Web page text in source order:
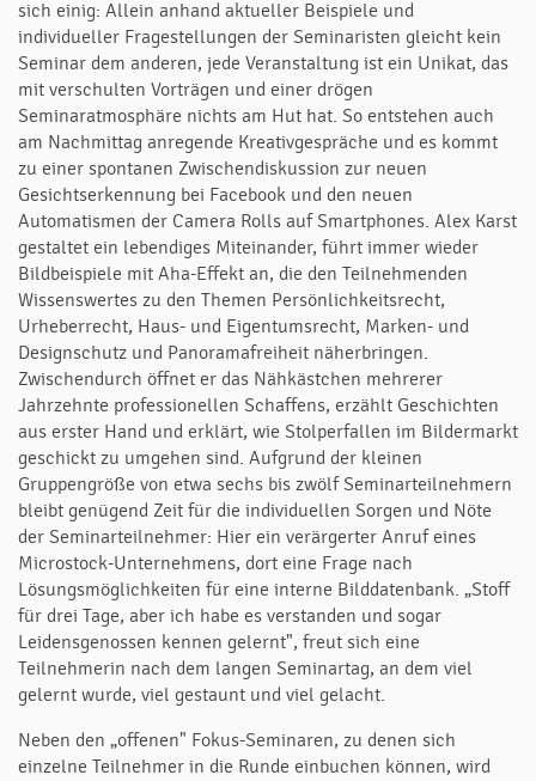
sich einig: Allein anhand aktueller Beispiele und
individueller Fragestellungen der Seminaristen gleicht kein
Seminar dem anderen, jede Veranstaltung ist ein Unikat, das
mit verschulten Vorträgen und einer drögen
Seminaratmosphäre nichts am Hut hat. So entstehen auch
am Nachmittag anregende Kreativgespräche und es kommt
zu einer spontanen Zwischendiskussion zur neuen
Gesichtserkennung bei Facebook und den neuen
Automatismen der Camera Rolls auf Smartphones. Alex Karst
gestaltet ein lebendiges Miteinander, führt immer wieder
Bildbeispiele mit Aha-Effekt an, die den Teilnehmenden
Wissenswertes zu den Themen Persönlichkeitsrecht,
Urheberrecht, Haus- und Eigentumsrecht, Marken- und
Designschutz und Panoramafreiheit näherbringen.
Zwischendurch öffnet er das Nähkästchen mehrerer
Jahrzehnte professionellen Schaffens, erzählt Geschichten
aus erster Hand und erklärt, wie Stolperfallen im Bildermarkt
geschickt zu umgehen sind. Aufgrund der kleinen
Gruppengröße von etwa sechs bis zwölf Seminarteilnehmern
bleibt genügend Zeit für die individuellen Sorgen und Nöte
der Seminarteilnehmer: Hier ein verärgerter Anruf eines
Microstock-Unternehmens, dort eine Frage nach
Lösungsmöglichkeiten für eine interne Bilddatenbank. „Stoff
für drei Tage, aber ich habe es verstanden und sogar
Leidensgenossen kennen gelernt", freut sich eine
Teilnehmerin nach dem langen Seminartag, an dem viel
gelernt wurde, viel gestaunt und viel gelacht.
Neben den „offenen" Fokus-Seminaren, zu denen sich
einzelne Teilnehmer in die Runde einbuchen können, wird